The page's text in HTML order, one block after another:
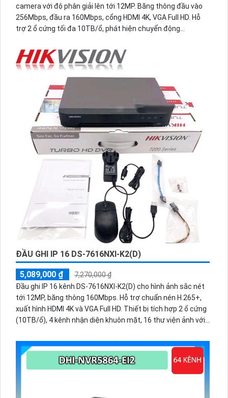
camera với độ phân giải lên tới 12MP. Băng thông đầu vào
256Mbps, đầu ra 160Mbps, cổng HDMI 4K, VGA Full HD. Hỗ
trợ 2 ổ cứng tối đa 10TB/ổ, phát hiện chuyển động
thông minh.
ĐẦU GHI IP 16 DS-7616NXI-K2(D)
5,089,000 ₫
7,270,000 ₫
Đầu ghi IP 16 kênh DS-7616NXI-K2(D) cho hình ảnh sắc nét
tới 12MP, băng thông 160Mbps. Hỗ trợ chuẩn nén H.265+,
xuất hình HDMI 4K và VGA Full HD. Thiết bị tích hợp 2 ổ cứng
(10TB/ổ), 4 kênh nhận diện khuôn mặt, 16 thư viện ảnh với
tiện.